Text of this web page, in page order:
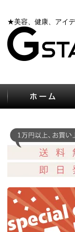
★美容、健康、アイ